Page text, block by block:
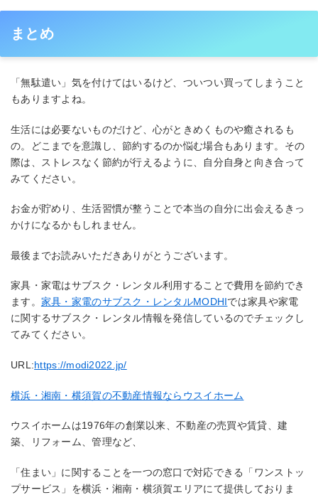
まとめ
「無駄遣い」気を付けてはいるけど、ついつい買ってしまうこと
もありますよね。
生活には必要ないものだけど、心がときめくものや癒されるも
の。どこまでを意識し、節約するのか悩む場合もあります。その
際は、ストレスなく節約が行えるように、自分自身と向き合って
みてください。
お金が貯めり、生活習慣が整うことで本当の自分に出会えるきっ
かけになるかもしれません。
最後までお読みいただきありがとうございます。
家具・家電はサブスク・レンタル利用することで費用を節約でき
ます。 家具・家電のサブスク・レンタルMODHIでは家具や家電
に関するサブスク・レンタル情報を発信しているのでチェックし
てみてください。
URL:https://modi2022.jp/
横浜・湘南・横須賀の不動産情報ならウスイホーム
ウスイホームは1976年の創業以来、不動産の売買や賃貸、建
築、リフォーム、管理など、
「住まい」に関することを一つの窓口で対応できる「ワンストッ
プサービス」を横浜・湘南・横須賀エリアにて提供しておりま